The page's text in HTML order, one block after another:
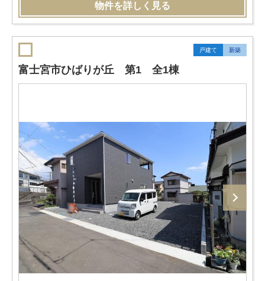
物件を詳しく見る
戸建て 新築
富士宮市ひばりが丘 第1 全1棟